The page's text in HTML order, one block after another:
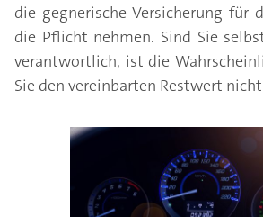
die gegnerische Versicherung für
die Pflicht nehmen. Sind Sie
verantwortlich, ist die
Sie den vereinbarten Restwert